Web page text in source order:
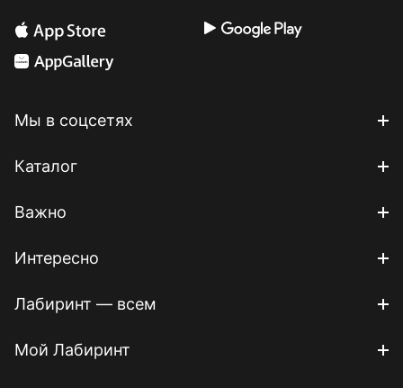
Мы в соцсетях
Каталог
Важно
Интересно
Лабиринт — всем
Мой Лабиринт